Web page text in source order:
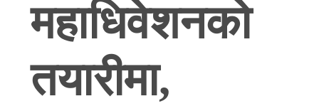
महाधिवेशनको
तयारीमा,